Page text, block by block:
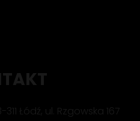
311 Łódź, ul. Rzgowska 167